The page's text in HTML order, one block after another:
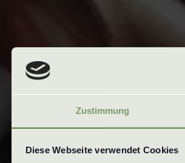
Zustimmung
Diese Webseite verwendet Cookies